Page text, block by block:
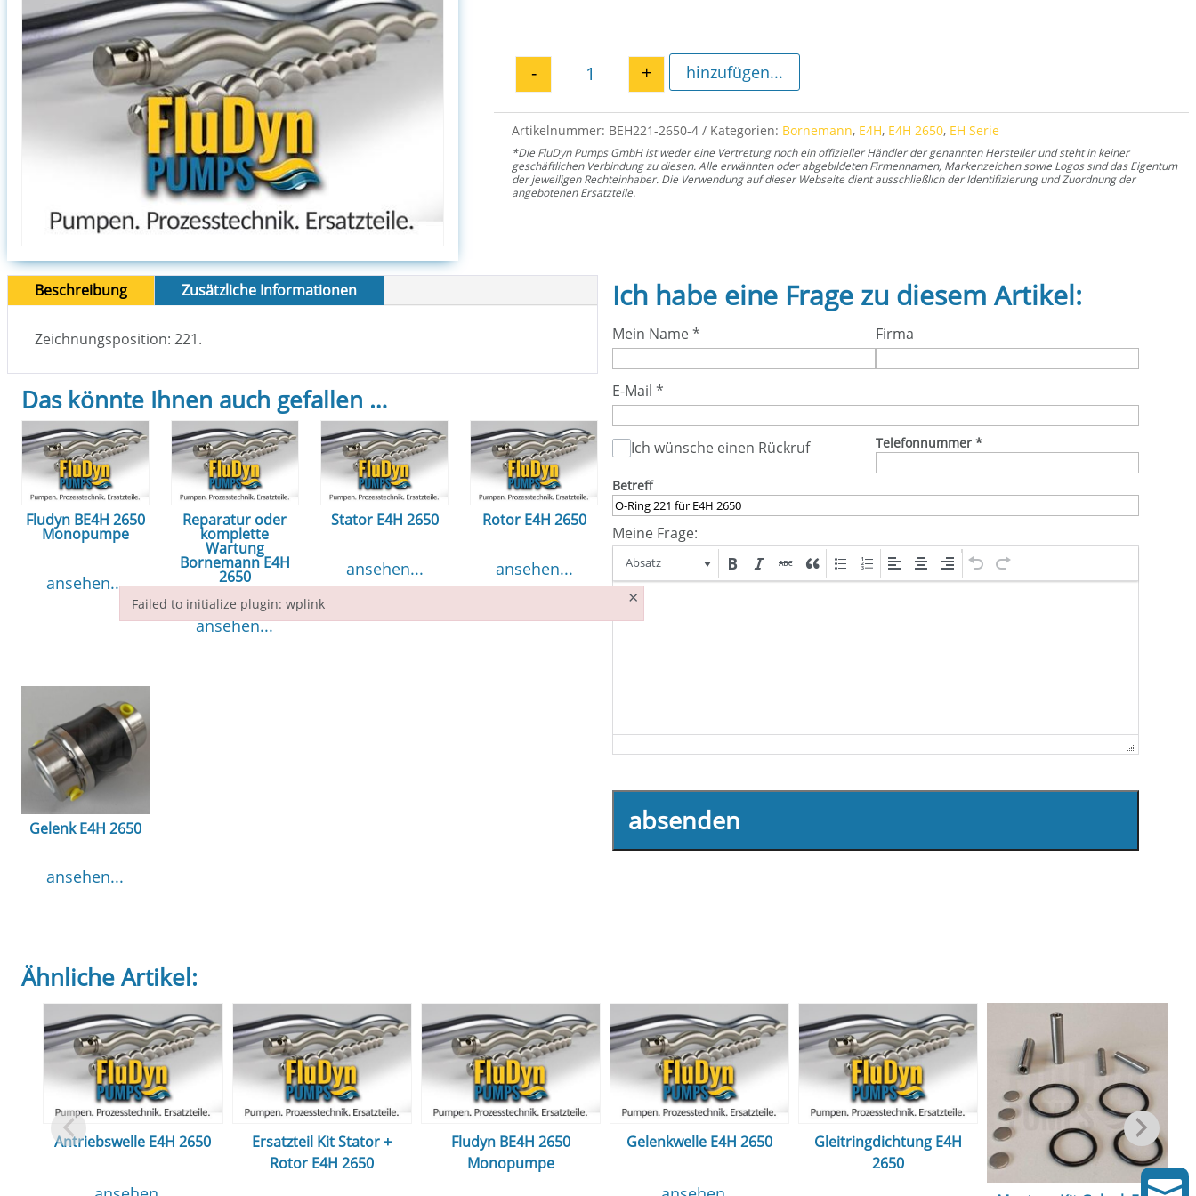
O-Ring 221 für E4H 2650 Menge
- + hinzufügen...
Artikelnummer: BEH221-2650-4 Kategorien: Bornemann, E4H, E4H 2650, EH Serie
*Die FluDyn Pumps GmbH ist weder eine Vertretung noch ein offizieller Händler der genannten Hersteller und steht in keiner
geschäftlichen Verbindung zu diesen. Alle erwähnten oder abgebildeten Firmennamen, Markenzeichen sowie Logos sind das Eigentum
der jeweiligen Rechteinhaber. Die Verwendung auf dieser Webseite dient ausschließlich der Identifizierung und Zuordnung der
angebotenen Ersatzteile.
Beschreibung Zusätzliche Informationen
Zeichnungsposition: 221.
Das könnte Ihnen auch gefallen …
Fludyn BE4H 2650
Monopumpe
ansehen...
Reparatur oder
komplette
Wartung
Bornemann E4H
2650
ansehen...
Stator E4H 2650
ansehen...
Rotor E4H 2650
ansehen...
Gelenk E4H 2650
ansehen...
Ich habe eine Frage zu diesem Artikel:
Mein Name* Firma
E-Mail *
Ich wünsche einen Rückruf Telefonnummer *
Betreff
Meine Frage:
Absatz
absenden
Ähnliche Artikel:
Antriebswelle E4H 2650
Ersatzteil Kit Stator +
Rotor E4H 2650
Fludyn BE4H 2650
Monopumpe
Gelenkwelle E4H 2650
Gleitringdichtung E4H
2650
Failed to initialize plugin: wplink ×
Failed to initialize plugin: wplink